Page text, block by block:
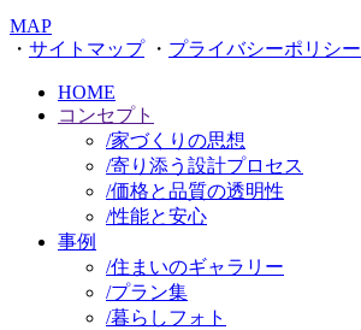
MAP
・ サイトマップ・ プライバシーポリシー
HOME
コンセプト
/家づくりの思想
/寄り添う設計プロセス
/価格と品質の透明性
/性能と安心
事例
/住まいのギャラリー
/プラン集
/暮らしフォト